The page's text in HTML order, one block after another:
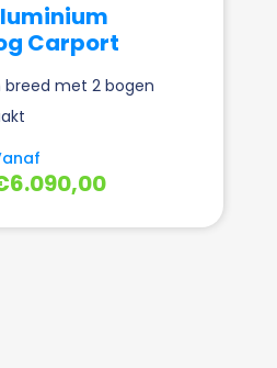
Carport
met 2 bogen
6.090,00